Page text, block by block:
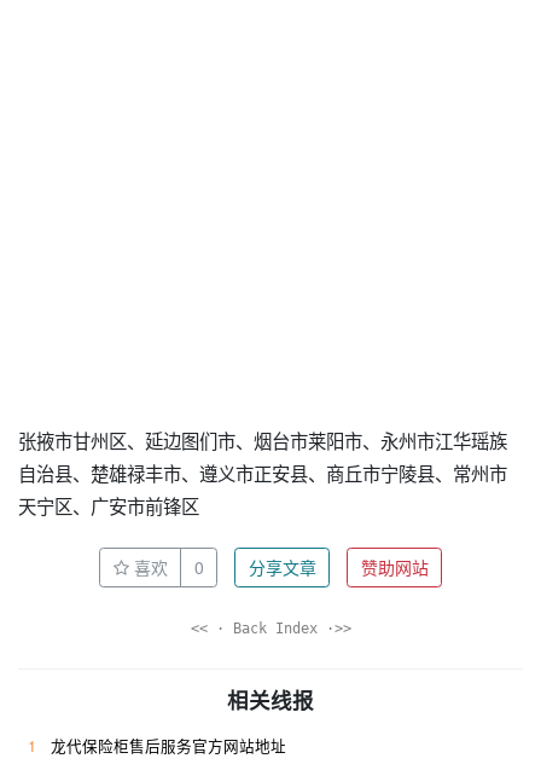
张掖市甘州区、延边图们市、烟台市莱阳市、永州市江华瑶族
自治县、楚雄禄丰市、遵义市正安县、商丘市宁陵县、常州市
天宁区、广安市前锋区
喜欢 0 分享文章 赞助网站
<< · Back Index ·>>
相关线报
1
龙代保险柜售后服务官方网站地址